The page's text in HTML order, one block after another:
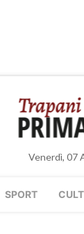
Venerdì, 07
SPORT